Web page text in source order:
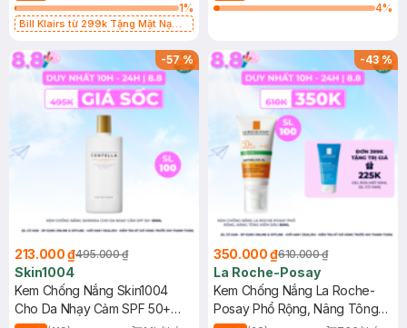
1%
Bill Klairs từ 299k Tặng Mặt Nạ
25ml (SL Có Hạn)
4%
-57%
213.000 ₫495.000 ₫
Skin1004
Kem Chống Nắng Skin1004
Cho Da Nhạy Cảm SPF 50+
-43%
350.000 ₫610.000 ₫
La Roche-Posay
Kem Chống Nắng La Roche-
Posay Phổ Rộng, Nâng Tông